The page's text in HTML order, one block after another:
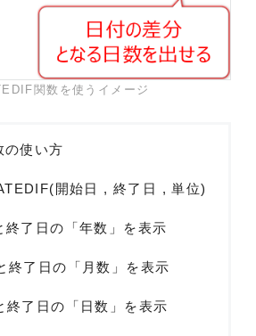
関数を使うイメージ
使い方
開始日 , 終了日 , 単位)
終了日の「年数」を表示
終了日の「月数」を表示
終了日の「日数」を表示